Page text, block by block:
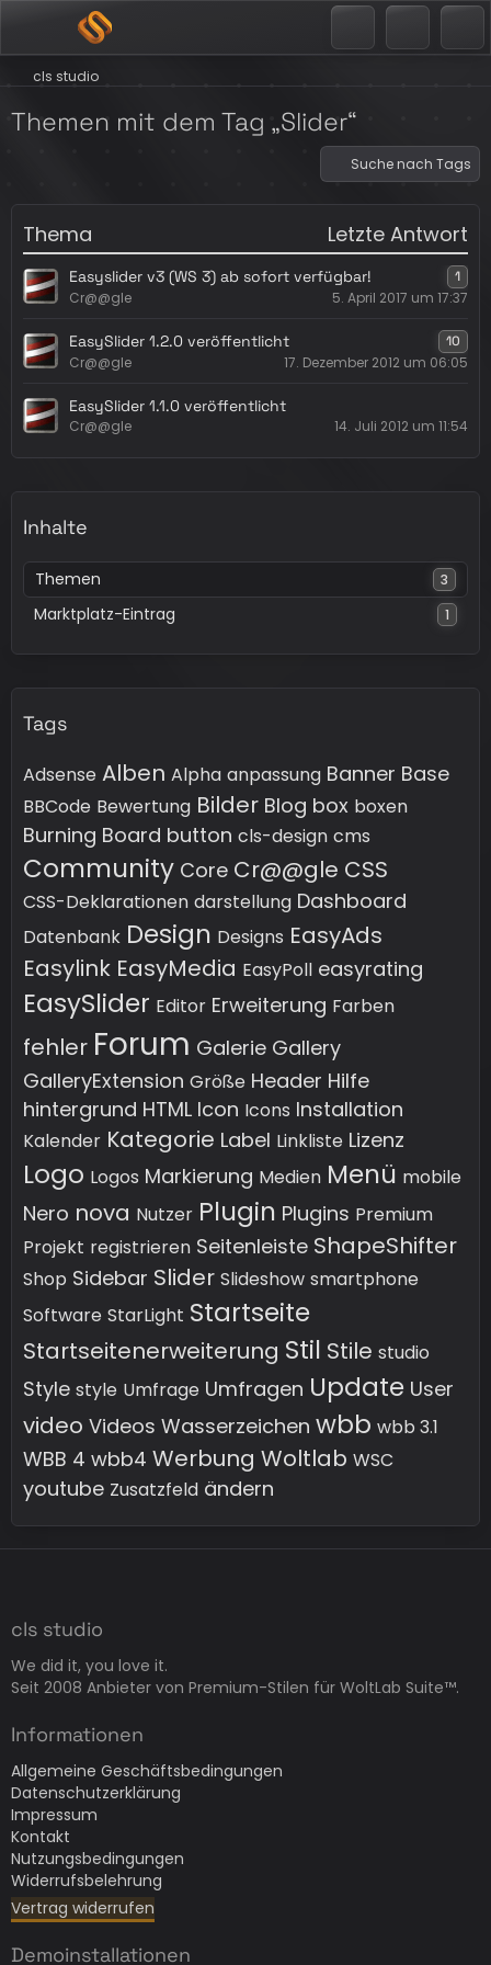
cls studio
Themen mit dem Tag „Slider“
Suche nach Tags
Thema Letzte Antwort
Easyslider v3 (WS 3) ab sofort verfügbar! 1
Cr@@gle 5. April 2017 um 17:37
EasySlider 1.2.0 veröffentlicht 10
Cr@@gle 17. Dezember 2012 um 06:05
EasySlider 1.1.0 veröffentlicht
Cr@@gle 14. Juli 2012 um 11:54
Inhalte
Themen 3
Marktplatz-Eintrag 1
Tags
Adsense Alben Alpha anpassung Banner Base
BBCode Bewertung Bilder Blog box boxen
Burning Board button cls-design cms
Community Core Cr@@gle CSS
CSS-Deklarationen darstellung Dashboard
Datenbank Design Designs EasyAds
Easylink EasyMedia EasyPoll easyrating
EasySlider Editor Erweiterung Farben
fehler Forum Galerie Gallery
GalleryExtension Größe Header Hilfe
hintergrund HTML Icon Icons Installation
Kalender Kategorie Label Linkliste Lizenz
Logo Logos Markierung Medien Menü mobile
Nero nova Nutzer Plugin Plugins Premium
Projekt registrieren Seitenleiste ShapeShifter
Shop Sidebar Slider Slideshow smartphone
Software StarLight Startseite
Startseitenerweiterung Stil Stile studio
Style style Umfrage Umfragen Update User
video Videos Wasserzeichen wbb wbb 3.1
WBB 4 wbb4 Werbung Woltlab WSC
youtube Zusatzfeld ändern
cls studio
We did it, you love it.
Seit 2008 Anbieter von Premium-Stilen für WoltLab Suite™.
Informationen
Allgemeine Geschäftsbedingungen
Datenschutzerklärung
Impressum
Kontakt
Nutzungsbedingungen
Widerrufsbelehrung
Vertrag widerrufen
Demoinstallationen